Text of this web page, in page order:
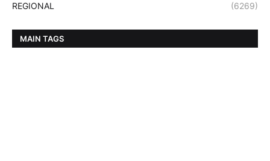
REGIONAL (6269)
MAIN TAGS